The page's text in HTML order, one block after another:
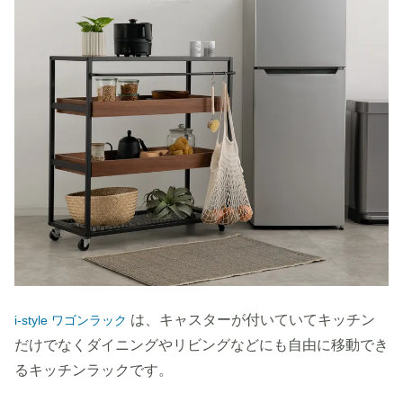
i-style ワゴンラック は、キャスターが付いていてキッチン
だけでなくダイニングやリビングなどにも自由に移動でき
るキッチンラックです。